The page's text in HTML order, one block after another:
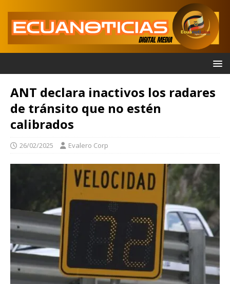
ANT declara inactivos los radares
de tránsito que no estén
calibrados
26/02/2025 Evalero Corp